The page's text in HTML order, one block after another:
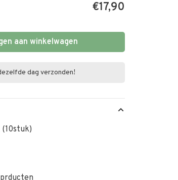
€17,90
aan winkelwagen
dag verzonden!